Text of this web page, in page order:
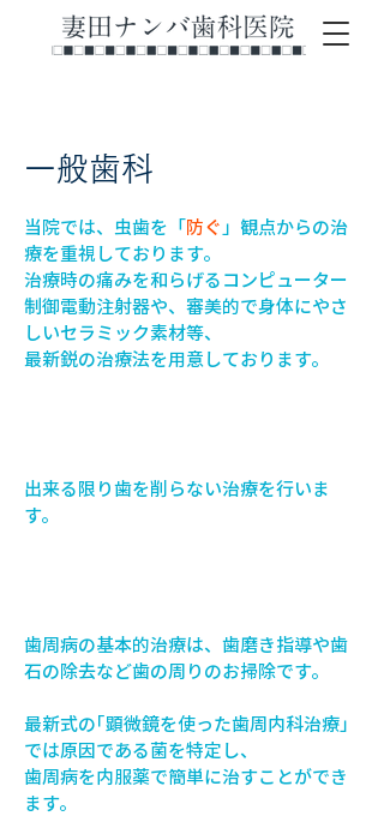
​一般歯科
当院では、虫歯を「防ぐ 」観点からの治
療を重視しております。
治療時の痛みを和らげるコンピューター
制御電動注射器や、審美的で身体にやさ
しいセラミック素材等、
最新鋭の治療法を用意しております。
出来る限り歯を削らない治療を行いま
す。
歯周病の基本的治療は、歯磨き指導や歯
石の除去など歯の周りのお掃除です。
最新式の｢顕微鏡を使った歯周内科治療」
では原因である菌を特定し、
歯周病を内服薬で簡単に治すことができ
ます。